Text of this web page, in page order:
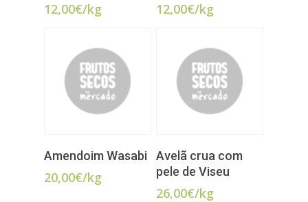
12,00€/kg 12,00€/kg
LER MAIS
Amendoim Wasabi
20,00€/kg
Avelã crua com
pele de Viseu
26,00€/kg